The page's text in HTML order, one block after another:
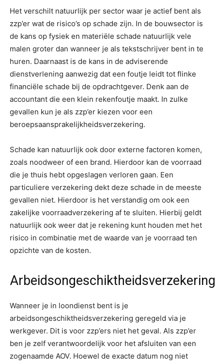
Het verschilt natuurlijk per sector waar je actief bent als
zzp’er wat de risico’s op schade zijn. In de bouwsector is
de kans op fysiek en materiële schade natuurlijk vele
malen groter dan wanneer je als tekstschrijver bent in te
huren. Daarnaast is de kans in de adviserende
dienstverlening aanwezig dat een foutje leidt tot flinke
financiële schade bij de opdrachtgever. Denk aan de
accountant die een klein rekenfoutje maakt. In zulke
gevallen kun je als zzp’er kiezen voor een
beroepsaansprakelijkheidsverzekering.
Schade kan natuurlijk ook door externe factoren komen,
zoals noodweer of een brand. Hierdoor kan de voorraad
die je thuis hebt opgeslagen verloren gaan. Een
particuliere verzekering dekt deze schade in de meeste
gevallen niet. Hierdoor is het verstandig om ook een
zakelijke voorraadverzekering af te sluiten. Hierbij geldt
natuurlijk ook weer dat je rekening kunt houden met het
risico in combinatie met de waarde van je voorraad ten
opzichte van de kosten.
Arbeidsongeschiktheidsverzekering
Wanneer je in loondienst bent is je
arbeidsongeschiktheidsverzekering geregeld via je
werkgever. Dit is voor zzp’ers niet het geval. Als zzp’er
ben je zelf verantwoordelijk voor het afsluiten van een
zogenaamde AOV. Hoewel de exacte datum nog niet